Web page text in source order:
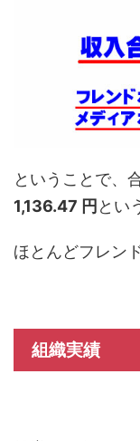
ということで、
1,136.47 円とい
ほとんどフレン
組織実績